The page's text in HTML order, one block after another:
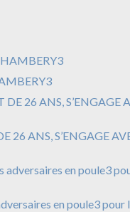
26 ANS, S’ENGAGE
en poule3 pour